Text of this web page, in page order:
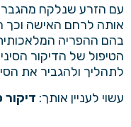
עם הזרע שנלקח
אותה לרחם האישה
בהם ההפריה
הטיפול של הדיקור
לתהליך ולהגביר את
עשוי לעניין אותך: דיקור